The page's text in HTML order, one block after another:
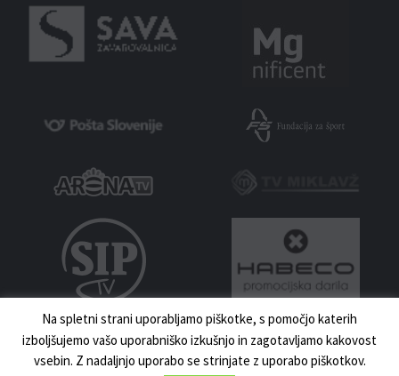
MNZ MARIBOR 2023 | VSE PRAVICE PRIDRŽANE | IZDELAVA:UKI.SI
Na spletni strani uporabljamo piškotke, s pomočjo katerih
izboljšujemo vašo uporabniško izkušnjo in zagotavljamo kakovost
vsebin. Z nadaljnjo uporabo se strinjate z uporabo piškotkov.